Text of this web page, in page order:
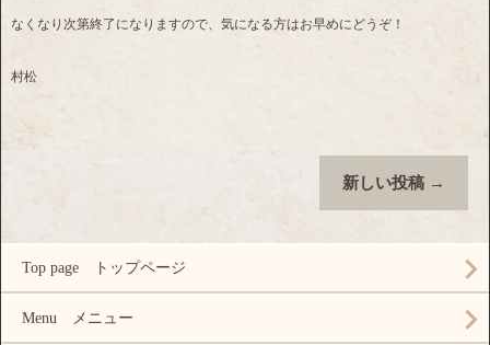
なくなり次第終了になりますので、気になる方はお早めにどうぞ！
村松
新しい投稿 →
Top page トップページ
Menu メニュー